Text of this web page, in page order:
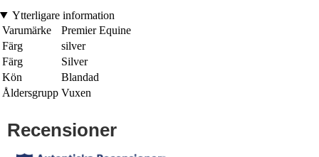
Ytterligare information
Varumärke
Premier Equine
Färg
silver
Färg
Silver
Kön
Blandad
Åldersgrupp Vuxen